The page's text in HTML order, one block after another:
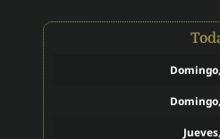
Domingo
Domingo
Jueves